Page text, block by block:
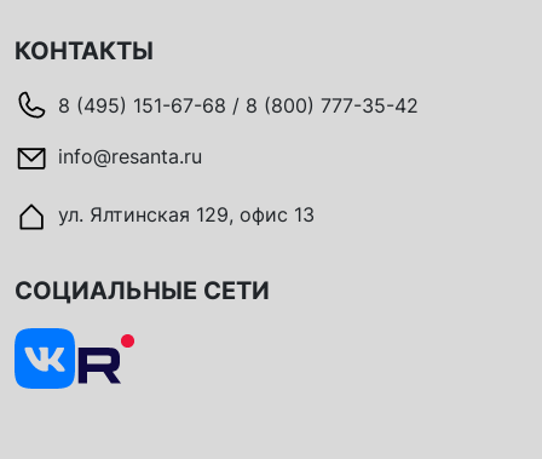
КОНТАКТЫ
8 (495) 151-67-68 / 8 (800) 777-35-42
info@resanta.ru
ул. Ялтинская 129, офис 13
СОЦИАЛЬНЫЕ СЕТИ